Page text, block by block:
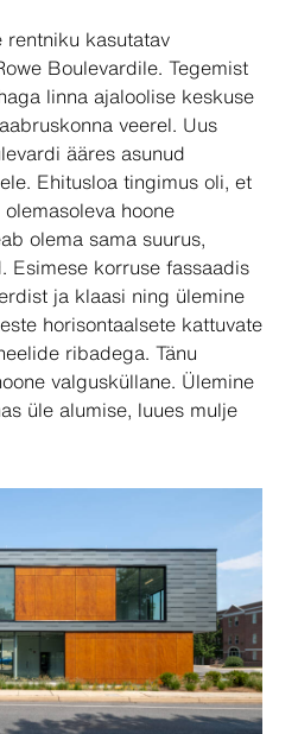
rentniku kasutatav
Boulevardile. Tegemist
linna ajaloolise keskuse
veerel. Uus
ääres asunud
Ehitusloa tingimus oli, et
hoone
olema sama suurus,
Esimese korruse fassaadis
ja klaasi ning ülemine
horisontaalsete kattuvate
ribadega. Tänu
valgusküllane. Ülemine
üle alumise, luues mulje